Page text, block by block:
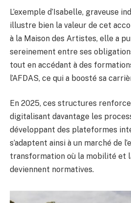
L’exemple d’Isabelle, graveuse
illustre bien la valeur de cet
à la Maison des Artistes, elle a
sereinement entre ses
tout en accédant à des
l’AFDAS, ce qui a boosté sa
En 2025, ces structures
digitalisant davantage les
développant des plateformes
s’adaptent ainsi à un marché de
transformation où la mobilité et
deviennent normatives.